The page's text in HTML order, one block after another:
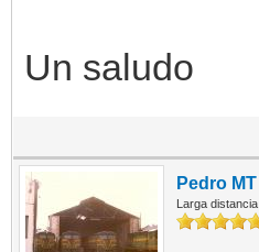
Un saludo
Pedro MT
Larga distancia